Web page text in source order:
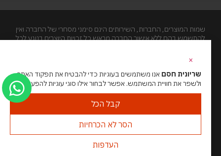
שמות המוצרים, החברות, השירותים הינם סימני מסחרי של החברה ואין
להתשמש בהם ללא אישור החברה מראש.כל זכויות היוצרים בנוגע לכל
האתר מנוהל ע”י גאו מדיהסוכנות דיגיטל
×
שריונית חסם אנו משתמשים בעוגיות כדי להבטיח את תפקוד האתר
ולשפר את חוויית המשתמש. אפשר לבחור אילו סוגי עוגיות להפעיל.
קבל הכל
הסר לא הכרחיות
העדפות